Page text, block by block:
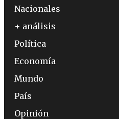
Nacionales
+ análisis
Política
Economía
Mundo
País
Opinión